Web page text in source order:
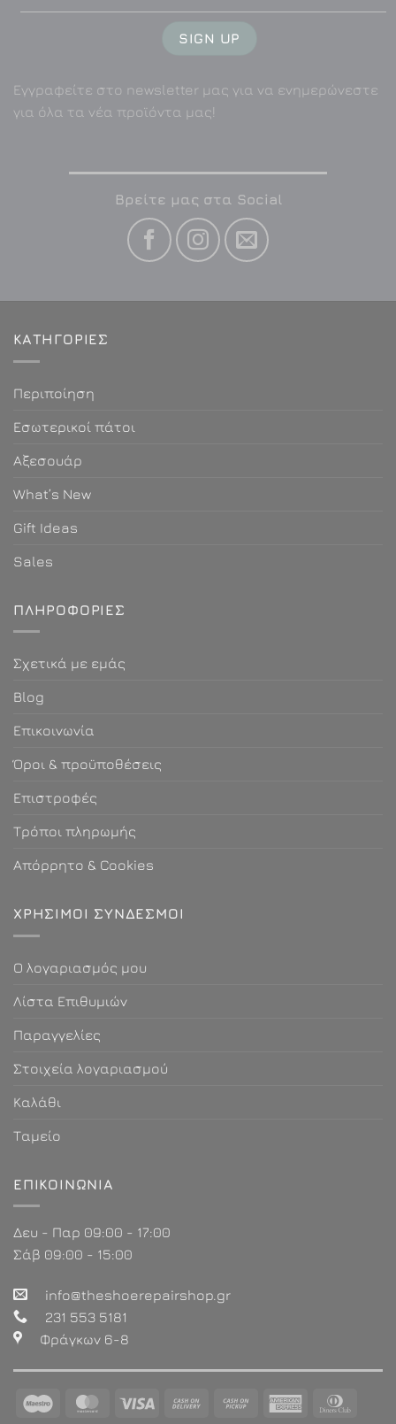
Εγγραφείτε στο newsletter μας για να ενημερώνεστε
για όλα τα νέα προϊόντα μας!
Βρείτε μας στα Social
ΚΑΤΗΓΟΡΙΕΣ
Περιποίηση
Εσωτερικοί πάτοι
Αξεσουάρ
What’s New
Gift Ideas
Sales
ΠΛΗΡΟΦΟΡΊΕΣ
Σχετικά με εμάς
Blog
Επικοινωνία
Όροι & προϋποθέσεις
Επιστροφές
Τρόποι πληρωμής
Απόρρητο & Cookies
ΧΡΗΣΙΜΟΙ ΣΎΝΔΕΣΜΟΙ
Ο λογαριασμός μου
Λίστα Επιθυμιών
Παραγγελίες
Στοιχεία λογαριασμού
Καλάθι
Ταμείο
ΕΠΙΚΟΙΝΩΝΊΑ
Δευ - Παρ 09:00 - 17:00
Σάβ 09:00 - 15:00
info@theshoerepairshop.gr
231 553 5181
Φράγκων 6-8